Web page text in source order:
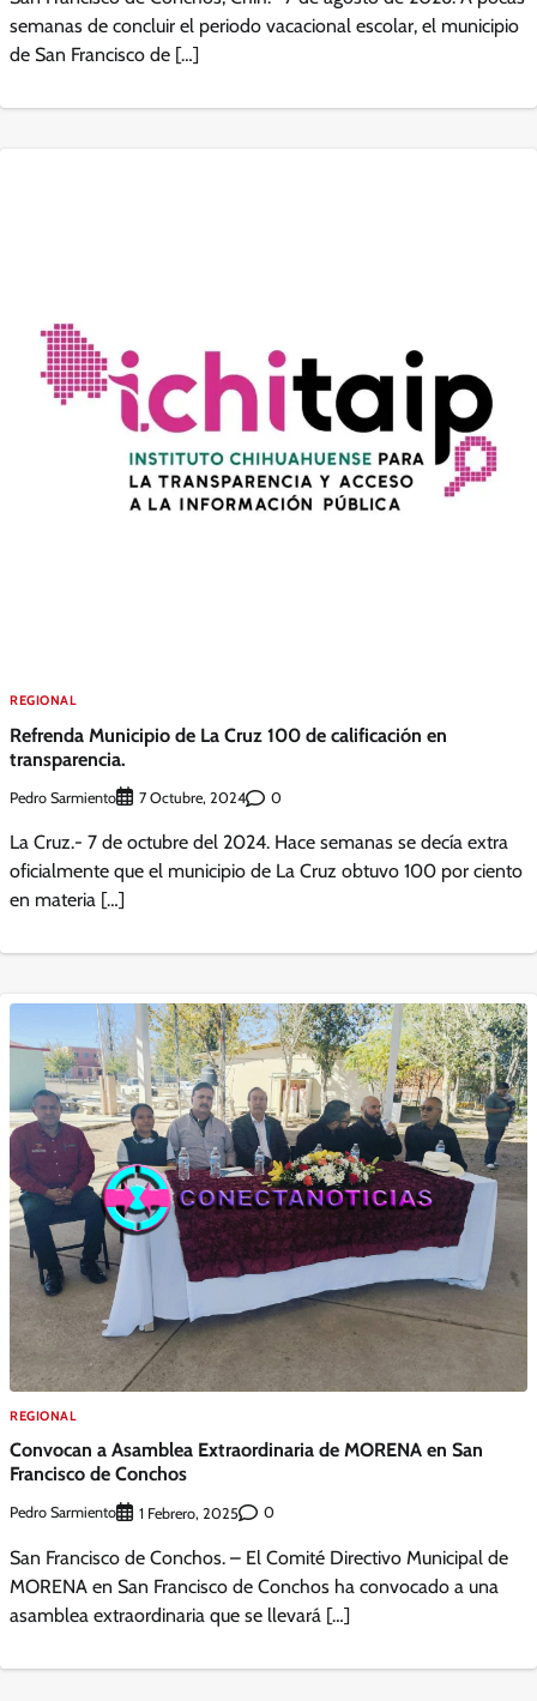
semanas de concluir el periodo vacacional escolar, el municipio
de San Francisco de […]
REGIONAL
Refrenda Municipio de La Cruz 100 de calificación en
transparencia.
Pedro Sarmiento 7 Octubre, 2024 0
La Cruz.- 7 de octubre del 2024. Hace semanas se decía extra
oficialmente que el municipio de La Cruz obtuvo 100 por ciento
en materia […]
REGIONAL
Convocan a Asamblea Extraordinaria de MORENA en San
Francisco de Conchos
Pedro Sarmiento 1 Febrero, 2025 0
San Francisco de Conchos. – El Comité Directivo Municipal de
MORENA en San Francisco de Conchos ha convocado a una
asamblea extraordinaria que se llevará […]